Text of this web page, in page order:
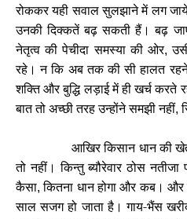
रोककर यही सवाल सुलझाने में लग
उनकी दिक्कतें बढ़ सकती हैं। बढ़
नेतृत्व की पेचीदा समस्या की ओर,
रहे। न कि अब तक की सी हालत
शक्ति और बुद्धि लड़ाई में ही खर्च करते
बात तो अच्छी तरह उन्होंने समझी नहीं,
आखिर किसान धान की
तो नहीं। किन्तु ब्यौरेवार ठोस
कैसा,कितना धान होगा और कब।
साल सजग हो जाता है। गाय-भैंस